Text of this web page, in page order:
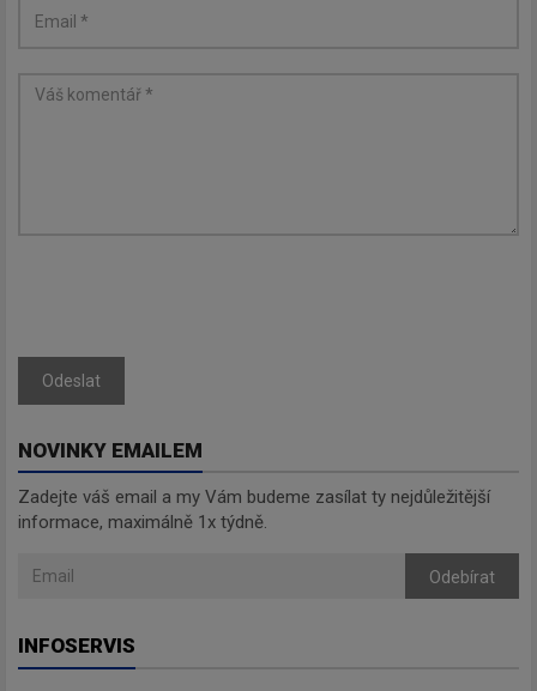
Odeslat
NOVINKY EMAILEM
Zadejte váš email a my Vám budeme zasílat ty nejdůležitější
informace, maximálně 1x týdně.
Odebírat
INFOSERVIS